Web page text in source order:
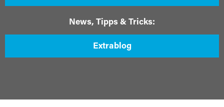
News, Tipps & Tricks:
Extrablog